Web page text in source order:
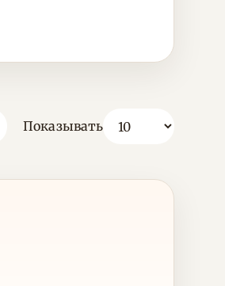
Показывать